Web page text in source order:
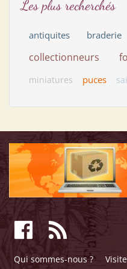
Les plus recherchés
antiquites braderie
collectionneurs
miniatures
puces
Qui sommes-nous ?